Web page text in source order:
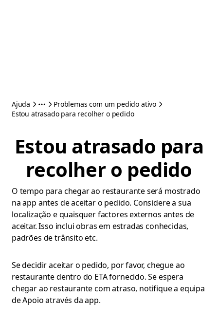
Ajuda
Problemas com um pedido ativo
Estou atrasado para recolher o pedido
Estou atrasado para
recolher o pedido
O tempo para chegar ao restaurante será mostrado
na app antes de aceitar o pedido. Considere a sua
localização e quaisquer factores externos antes de
aceitar. Isso inclui obras em estradas conhecidas,
padrões de trânsito etc.
Se decidir aceitar o pedido, por favor, chegue ao
restaurante dentro do ETA fornecido. Se espera
chegar ao restaurante com atraso, notifique a equipa
de Apoio através da app.